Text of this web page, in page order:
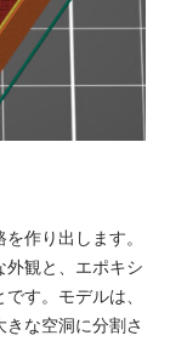
作り出します。
外観と、エポキシ
す。モデルは、
な空洞に分割さ